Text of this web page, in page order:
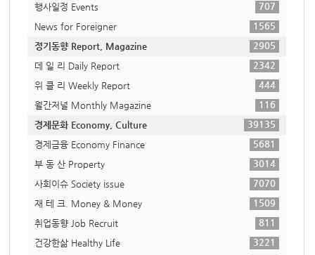
행사일정 Events
707
News for Foreigner
1565
정기동향 Report, Magazine
2905
데 일 리 Daily Report
2342
위 클 리 Weekly Report
444
월간저널 Monthly Magazine
116
경제문화 Economy, Culture
39135
경제금융 Economy Finance
5681
부 동 산 Property
3014
사회이슈 Society issue
7070
재 테 크. Money & Money
1509
취업동향 Job Recruit
811
건강한삶 Healthy Life
3221